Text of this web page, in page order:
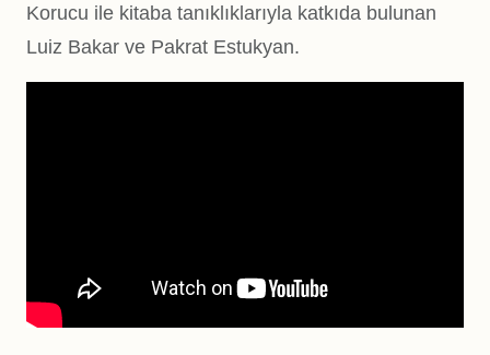
Korucu ile kitaba tanıklıklarıyla katkıda bulunan
Luiz Bakar ve Pakrat Estukyan.